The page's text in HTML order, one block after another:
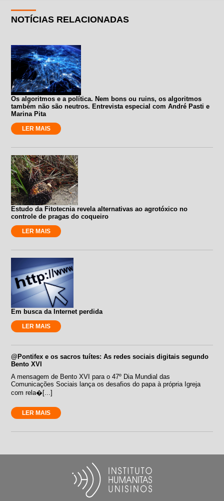
NOTÍCIAS RELACIONADAS
Os algoritmos e a política. Nem bons ou ruins, os algoritmos
também não são neutros. Entrevista especial com André Pasti e
Marina Pita
LER MAIS
Estudo da Fitotecnia revela alternativas ao agrotóxico no
controle de pragas do coqueiro
LER MAIS
Em busca da Internet perdida
LER MAIS
@Pontifex e os sacros tuítes: As redes sociais digitais segundo
Bento XVI
A mensagem de Bento XVI para o 47º Dia Mundial das
Comunicações Sociais lança os desafios do papa à própria Igreja
com rela�[...]
LER MAIS